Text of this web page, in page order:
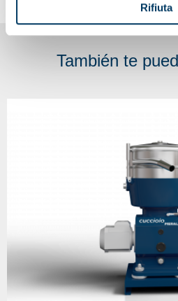
Rifiuta
También te